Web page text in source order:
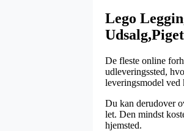
Lego
De fleste online
udleveringssted,
leveringsmodel
Du kan derudover
let. Den mindst
hjemsted.